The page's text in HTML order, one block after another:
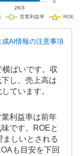
成AI情報の注意事項
ばいです。収
し、売上高は
ています。
利益率は前年
です。ROEと
しいとされる
も目安を下回